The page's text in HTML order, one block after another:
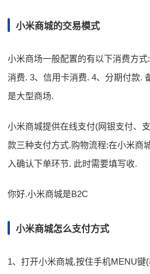
小米商城的交易模式
小米商场一般配置的有以下消费方
消费. 3、信用卡消费. 4、分期付款.
是大型商场.
小米商城提供在线支付(网银支付、
款三种支付方式.购物流程:在小米商
入确认下单环节. 此时需要填写收.
你好.小米商城是B2C
小米商城怎么支付方式
1、打开小米商城,按住手机MENU键